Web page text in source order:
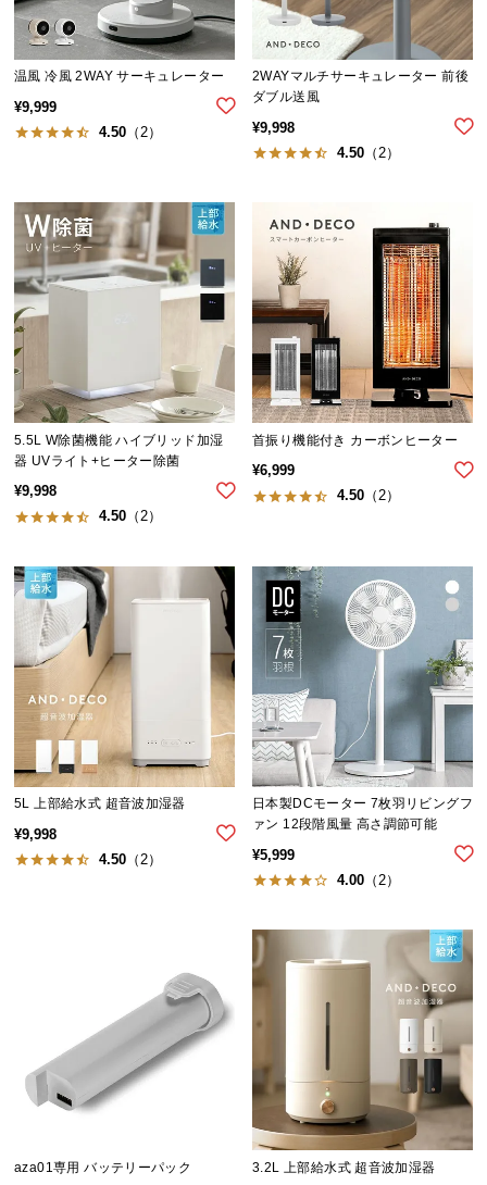
温風 冷風 2WAY サーキュレーター
¥9,999
4.50 （2）
2WAYマルチサーキュレーター 前後
ダブル送風
¥9,998
4.50 （2）
5.5L W除菌機能 ハイブリッド加湿
器 UVライト+ヒーター除菌
¥9,998
4.50 （2）
首振り機能付き カーボンヒーター
¥6,999
4.50 （2）
5L 上部給水式 超音波加湿器
¥9,998
4.50 （2）
日本製DCモーター 7枚羽リビングフ
ァン 12段階風量 高さ調節可能
¥5,999
4.00 （2）
aza01専用 バッテリーパック 3.2L 上部給水式 超音波加湿器